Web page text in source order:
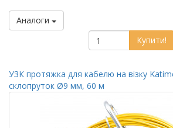
Аналоги
Купити!
УЗК протяжка для кабелю на візку
склопруток Ø9 мм, 60 м